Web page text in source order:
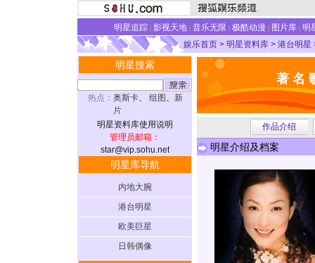
明星追踪 影视天地 音乐无限 极酷动漫 图片库 明
娱乐首页 > 明星资料库 > 港台明星
明星搜索
热点： 奥斯卡、 组图 、
新
片
明星资料库使用说明
管理员邮箱：
star@vip.sohu.net
明星库导航
内地大腕
港台明星
欧美巨星
日韩偶像
著 名
作品介绍
明星介绍及档案